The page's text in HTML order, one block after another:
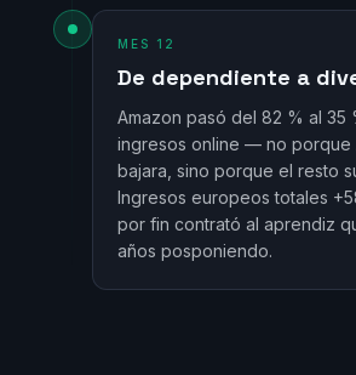
MES 12
De dependiente a
Amazon pasó del 82 % al 35
ingresos online — no porque
bajara, sino porque el resto
Ingresos europeos totales
por fin contrató al aprendiz
años posponiendo.